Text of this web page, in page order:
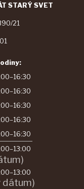
STARÝ SVET
21
dátum)